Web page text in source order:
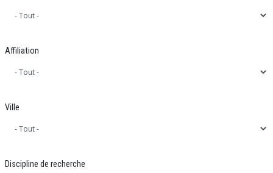
Affiliation
Ville
Discipline de recherche